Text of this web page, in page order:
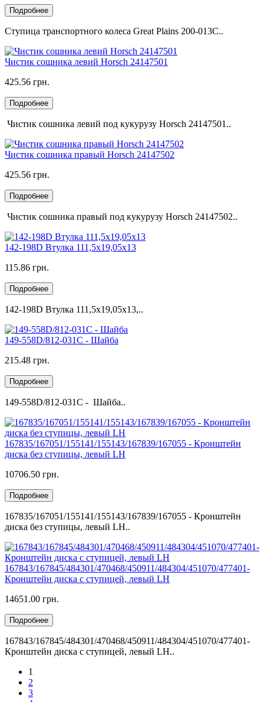
Подробнее
Ступица транспортного колеса Great Plains 200-013C..
Чистик сошника левий Horsch 24147501
425.56 грн.
Подробнее
Чистик сошника левий под кукурузу Horsch 24147501..
Чистик сошника правый Horsch 24147502
425.56 грн.
Подробнее
Чистик сошника правый под кукурузу Horsch 24147502..
142-198D Втулка 111,5х19,05х13
115.86 грн.
Подробнее
142-198D Втулка 111,5х19,05х13,..
149-558D/812-031C - Шайба
215.48 грн.
Подробнее
149-558D/812-031C - Шайба..
167835/167051/155141/155143/167839/167055 - Кронштейн
диска без ступицы, левый LH
10706.50 грн.
Подробнее
167835/167051/155141/155143/167839/167055 - Кронштейн
диска без ступицы, левый LH..
167843/167845/484301/470468/450911/484304/451070/477401-
Кронштейн диска с ступицей, левый LH
14651.00 грн.
Подробнее
167843/167845/484301/470468/450911/484304/451070/477401-
Кронштейн диска с ступицей, левый LH..
1
2
3